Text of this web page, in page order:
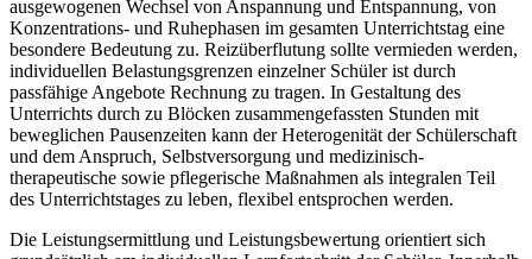
ausgewogenen Wechsel von Anspannung und Entspannung, von
Konzentrations- und Ruhephasen im gesamten Unterrichtstag eine
besondere Bedeutung zu. Reizüberflutung sollte vermieden werden,
individuellen Belastungsgrenzen einzelner Schüler ist durch
passfähige Angebote Rechnung zu tragen. In Gestaltung des
Unterrichts durch zu Blöcken zusammengefassten Stunden mit
beweglichen Pausenzeiten kann der Heterogenität der Schülerschaft
und dem Anspruch, Selbstversorgung und medizinisch-
therapeutische sowie pflegerische Maßnahmen als integralen Teil
des Unterrichtstages zu leben, flexibel entsprochen werden.
Die Leistungsermittlung und Leistungsbewertung orientiert sich